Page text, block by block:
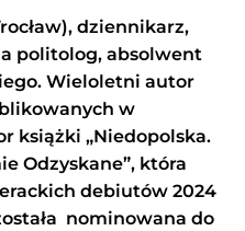
dziennikarz,
politolog, absolwent
Wieloletni autor
w
książki „Niedopolska.
Odzyskane”, która
debiutów 2024
nominowana do